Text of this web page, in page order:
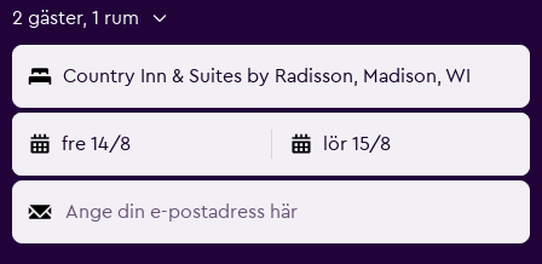
2 gäster, 1 rum
Country Inn & Suites by Radisson, Madison, WI
fre 14/8 lör 15/8